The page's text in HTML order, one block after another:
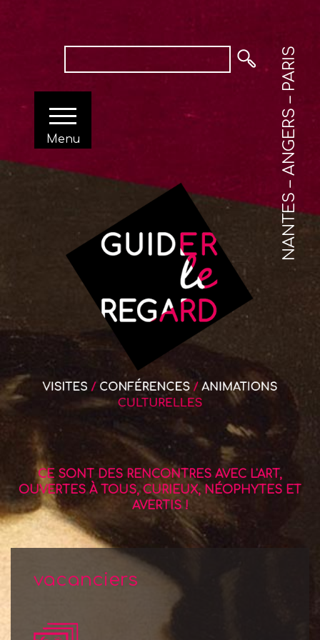
NANTES – ANGERS – PARIS
Menu
CE SONT DES RENCONTRES AVEC L'ART,
OUVERTES À TOUS, CURIEUX, NÉOPHYTES ET
AVERTIS !
vacanciers